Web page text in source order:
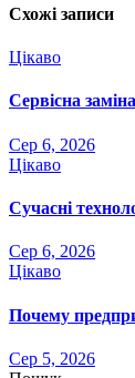
Схожі записи
Цікаво
Сервісна
Сер 6, 2026
Цікаво
Сучасні
Сер 6, 2026
Цікаво
Почему
Сер 5, 2026